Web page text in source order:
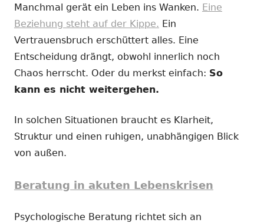
Manchmal gerät ein Leben ins Wanken. Eine
Beziehung steht auf der Kippe. Ein
Vertrauensbruch erschüttert alles. Eine
Entscheidung drängt, obwohl innerlich noch
Chaos herrscht. Oder du merkst einfach: So
kann es nicht weitergehen.
In solchen Situationen braucht es Klarheit,
Struktur und einen ruhigen, unabhängigen Blick
von außen.
Beratung in akuten Lebenskrisen
Psychologische Beratung richtet sich an